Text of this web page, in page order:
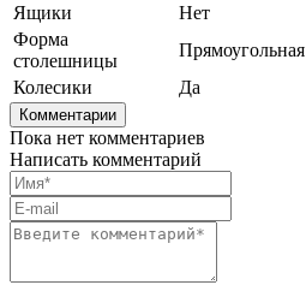
Ящики
Нет
Форма
столешницы
Прямоугольная
Колесики
Да
Комментарии
Пока нет комментариев
Написать комментарий